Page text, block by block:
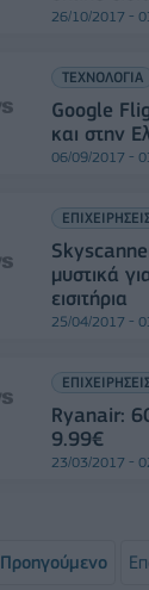
26/10/2017 -
ΤΕΧΝΟΛΟΓΙΑ
Google
και στην
06/09/2017 -
μυστικά
εισιτήρια
25/04/2017 -
Ryanair:
9.99€
23/03/2017 -
Προηγούμενο